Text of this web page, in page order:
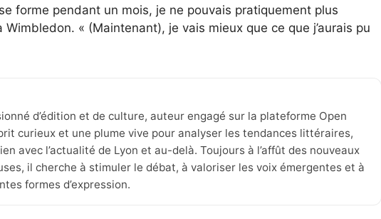
forme pendant un mois, je ne pouvais pratiquement plus
« (Maintenant), je vais mieux que ce que j’aurais pu
d’édition et de culture, auteur engagé sur la plateforme Open
curieux et une plume vive pour analyser les tendances littéraires,
avec l’actualité de Lyon et au-delà. Toujours à l’affût des nouveaux
il cherche à stimuler le débat, à valoriser les voix émergentes et à
formes d’expression.